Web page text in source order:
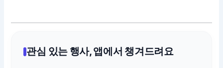
관심 있는 행사, 앱에서 챙겨드려요